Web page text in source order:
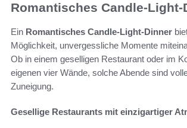
Romantisches Candle-Light-
Ein Romantisches Candle-Light-Dinner
Möglichkeit, unvergessliche Momente
Ob in einem geselligen Restaurant oder im
eigenen vier Wände, solche Abende sind
Zuneigung.
Gesellige Restaurants mit einzigartiger